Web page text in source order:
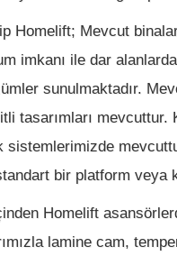
Homelift; Mevcut
imkanı ile dar
sunulmaktadır.
tasarımları
bir platform veya
Homelift
lamine cam,